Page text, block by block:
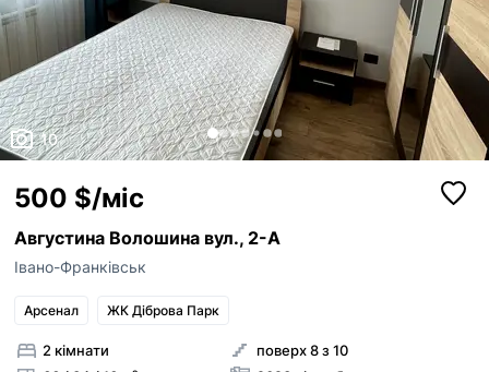
10
500 $/міс
Августина Волошина вул., 2-А
Івано-Франківськ
Арсенал ЖК Діброва Парк
2 кімнати
поверх 8 з 10